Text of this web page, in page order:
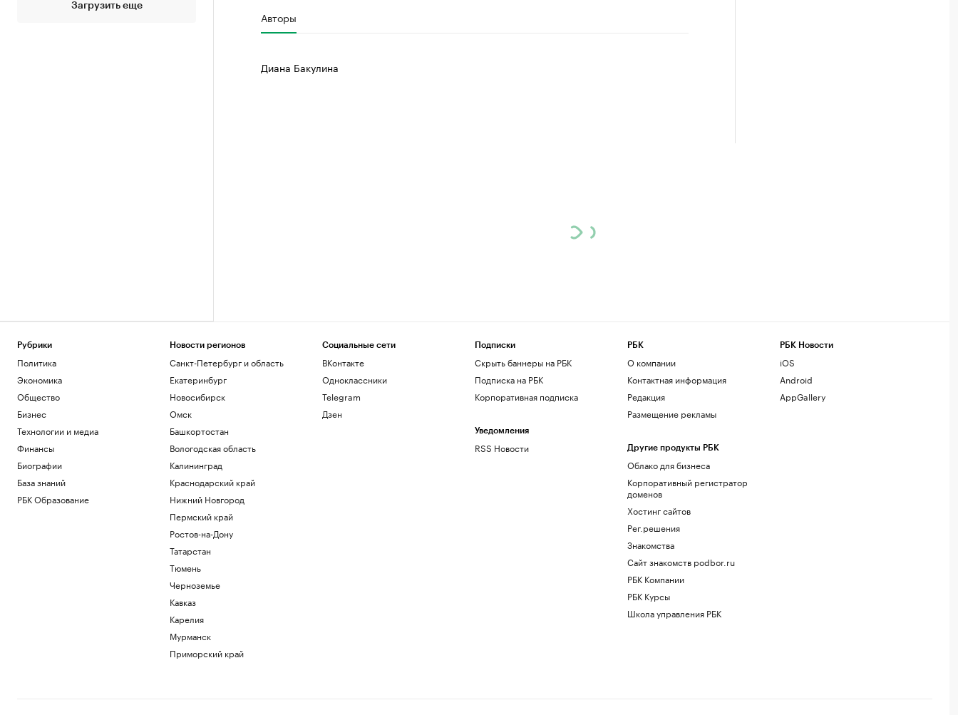
Загрузить еще
Авторы
Диана Бакулина
Рубрики
Политика
Экономика
Общество
Бизнес
Технологии и медиа
Финансы
Биографии
База знаний
РБК Образование
Новости регионов
Санкт-Петербург и область
Екатеринбург
Новосибирск
Омск
Башкортостан
Вологодская область
Калининград
Краснодарский край
Нижний Новгород
Пермский край
Ростов-на-Дону
Татарстан
Тюмень
Черноземье
Кавказ
Карелия
Мурманск
Приморский край
Социальные сети
ВКонтакте
Одноклассники
Telegram
Дзен
Подписки
Скрыть баннеры на РБК
Подписка на РБК
Корпоративная подписка
Уведомления
RSS Новости
РБК
О компании
Контактная информация
Редакция
Размещение рекламы
Другие продукты РБК
Облако для бизнеса
Корпоративный регистратор
доменов
Хостинг сайтов
Рег.решения
Знакомства
Сайт знакомств podbor.ru
РБК Компании
РБК Курсы
Школа управления РБК
РБК Новости
iOS
Android
AppGallery